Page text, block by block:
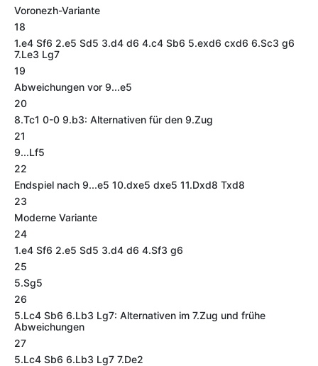
Voronezh-Variante
18
1.e4 Sf6 2.e5 Sd5 3.d4 d6 4.c4 Sb6 5.exd6 cxd6 6.Sc3 g6
7.Le3 Lg7
19
Abweichungen vor 9...e5
20
8.Tc1 0-0 9.b3: Alternativen für den 9.Zug
21
9...Lf5
22
Endspiel nach 9...e5 10.dxe5 dxe5 11.Dxd8 Txd8
23
Moderne Variante
24
1.e4 Sf6 2.e5 Sd5 3.d4 d6 4.Sf3 g6
25
5.Sg5
26
5.Lc4 Sb6 6.Lb3 Lg7: Alternativen im 7.Zug und frühe
Abweichungen
27
5.Lc4 Sb6 6.Lb3 Lg7 7.De2